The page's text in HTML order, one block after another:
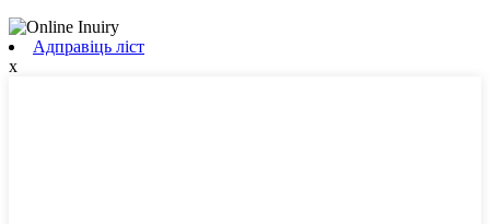
Адправіць ліст
x